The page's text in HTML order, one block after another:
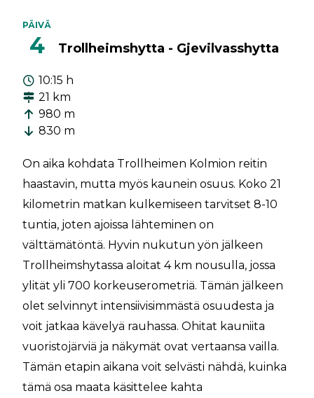
PÄIVÄ
4 Trollheimshytta - Gjevilvasshytta
10:15 h
21 km
980 m
830 m
On aika kohdata Trollheimen Kolmion reitin
haastavin, mutta myös kaunein osuus. Koko 21
kilometrin matkan kulkemiseen tarvitset 8-10
tuntia, joten ajoissa lähteminen on
välttämätöntä. Hyvin nukutun yön jälkeen
Trollheimshytassa aloitat 4 km nousulla, jossa
ylität yli 700 korkeuserometriä. Tämän jälkeen
olet selvinnyt intensiivisimmästä osuudesta ja
voit jatkaa kävelyä rauhassa. Ohitat kauniita
vuoristojärviä ja näkymät ovat vertaansa vailla.
Tämän etapin aikana voit selvästi nähdä, kuinka
tämä osa maata käsittelee kahta